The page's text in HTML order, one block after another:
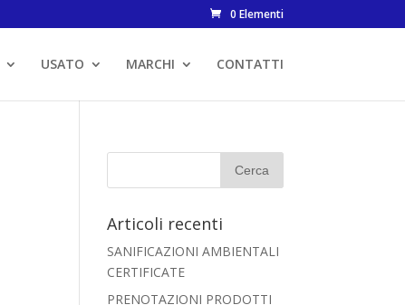
0 Elementi
USATO MARCHI CONTATTI
Articoli recenti
SANIFICAZIONI AMBIENTALI
CERTIFICATE
PRENOTAZIONI PRODOTTI